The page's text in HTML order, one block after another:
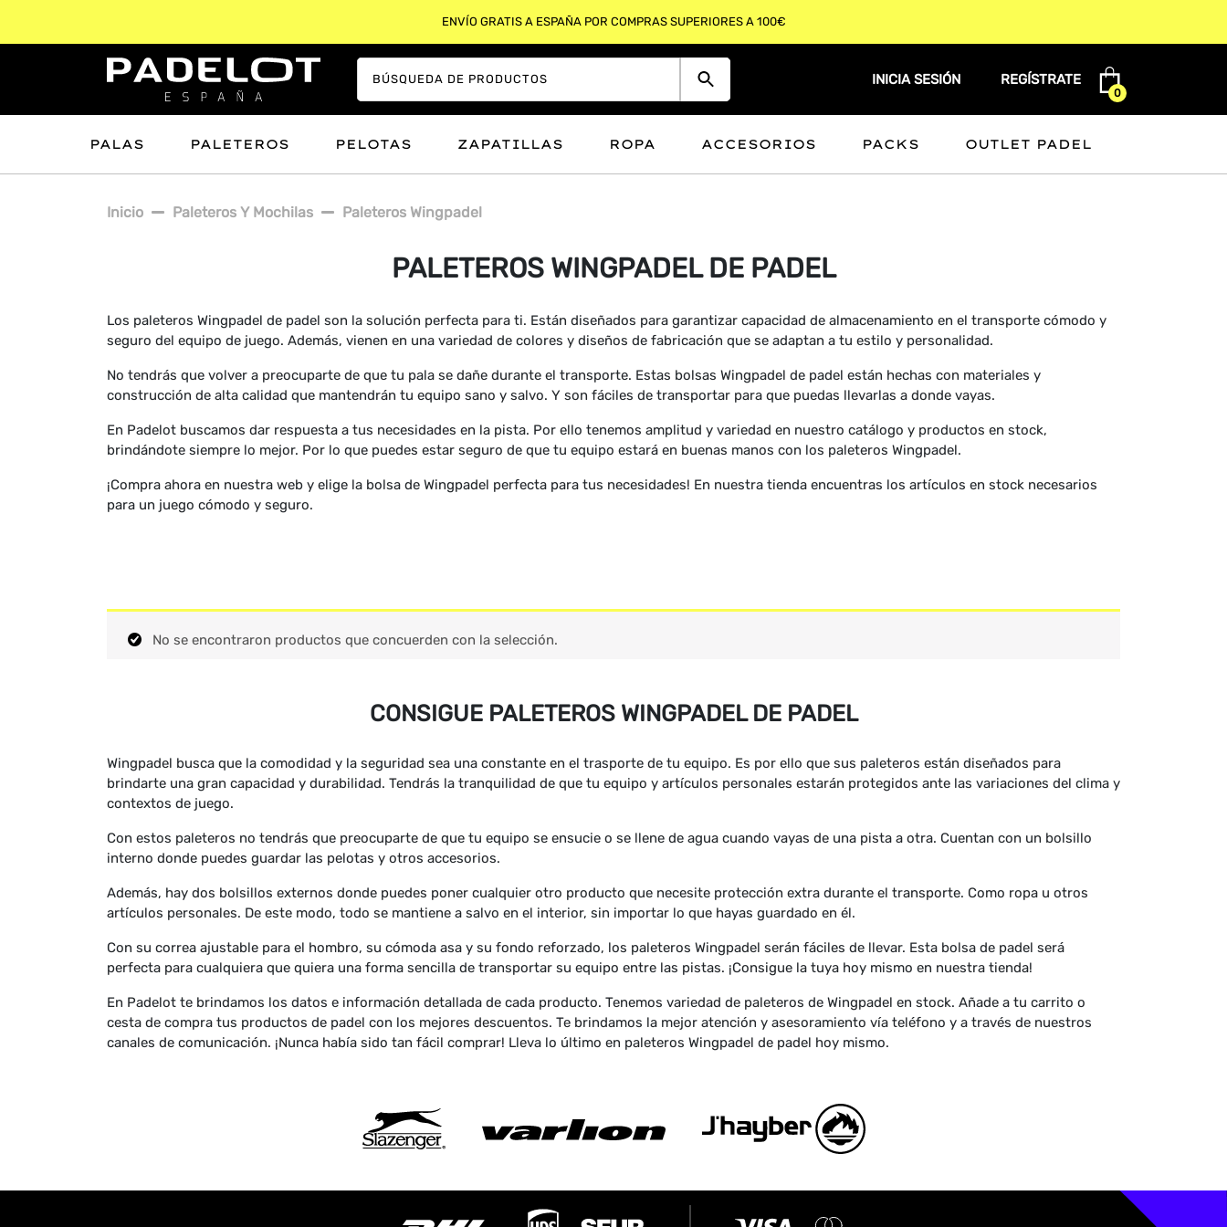
INICIA SESIÓN REGÍSTRATE
0
PALAS PALETEROS PELOTAS ZAPATILLAS ROPA ACCESORIOS PACKS OUTLET PADEL
Inicio Paleteros Y Mochilas Paleteros Wingpadel
PALETEROS WINGPADEL DE PADEL
Los paleteros Wingpadel de padel son la solución perfecta para ti. Están diseñados para garantizar capacidad de almacenamiento en el transporte cómodo y
seguro del equipo de juego. Además, vienen en una variedad de colores y diseños de fabricación que se adaptan a tu estilo y personalidad.
No tendrás que volver a preocuparte de que tu pala se dañe durante el transporte. Estas bolsas Wingpadel de padel están hechas con materiales y
construcción de alta calidad que mantendrán tu equipo sano y salvo. Y son fáciles de transportar para que puedas llevarlas a donde vayas.
En Padelot buscamos dar respuesta a tus necesidades en la pista. Por ello tenemos amplitud y variedad en nuestro catálogo y productos en stock,
brindándote siempre lo mejor. Por lo que puedes estar seguro de que tu equipo estará en buenas manos con los paleteros Wingpadel.
¡Compra ahora en nuestra web y elige la bolsa de Wingpadel perfecta para tus necesidades! En nuestra tienda encuentras los artículos en stock necesarios
para un juego cómodo y seguro.
No se encontraron productos que concuerden con la selección.
CONSIGUE PALETEROS WINGPADEL DE PADEL
Wingpadel busca que la comodidad y la seguridad sea una constante en el trasporte de tu equipo. Es por ello que sus paleteros están diseñados para
brindarte una gran capacidad y durabilidad. Tendrás la tranquilidad de que tu equipo y artículos personales estarán protegidos ante las variaciones del clima y
contextos de juego.
Con estos paleteros no tendrás que preocuparte de que tu equipo se ensucie o se llene de agua cuando vayas de una pista a otra. Cuentan con un bolsillo
interno donde puedes guardar las pelotas y otros accesorios.
Además, hay dos bolsillos externos donde puedes poner cualquier otro producto que necesite protección extra durante el transporte. Como ropa u otros
artículos personales. De este modo, todo se mantiene a salvo en el interior, sin importar lo que hayas guardado en él.
Con su correa ajustable para el hombro, su cómoda asa y su fondo reforzado, los paleteros Wingpadel serán fáciles de llevar. Esta bolsa de padel será
perfecta para cualquiera que quiera una forma sencilla de transportar su equipo entre las pistas. ¡Consigue la tuya hoy mismo en nuestra tienda!
En Padelot te brindamos los datos e información detallada de cada producto. Tenemos variedad de paleteros de Wingpadel en stock. Añade a tu carrito o
cesta de compra tus productos de padel con los mejores descuentos. Te brindamos la mejor atención y asesoramiento vía teléfono y a través de nuestros
canales de comunicación. ¡Nunca había sido tan fácil comprar! Lleva lo último en paleteros Wingpadel de padel hoy mismo.
ENVÍO GRATIS A ESPAÑA POR COMPRAS SUPERIORES A 100€